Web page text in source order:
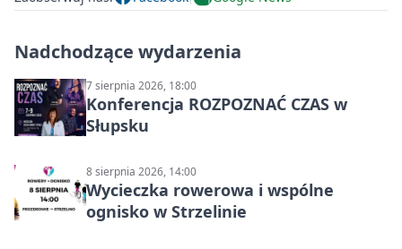
Nadchodzące wydarzenia
7 sierpnia 2026, 18:00
Konferencja ROZPOZNAĆ CZAS w
Słupsku
8 sierpnia 2026, 14:00
Wycieczka rowerowa i wspólne
ognisko w Strzelinie